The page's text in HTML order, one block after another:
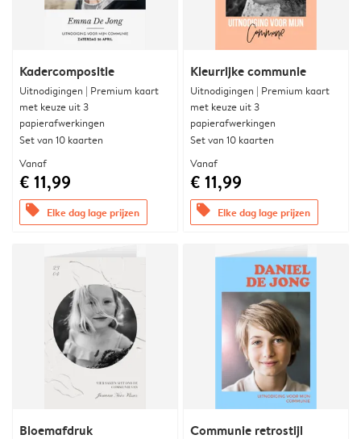
Kadercompositie
Uitnodigingen | Premium kaart
met keuze uit 3
papierafwerkingen
Set van 10 kaarten
Vanaf
€ 11,99
offers Elke dag lage prijzen
Kleurrijke communie
Uitnodigingen | Premium kaart
met keuze uit 3
papierafwerkingen
Set van 10 kaarten
Vanaf
€ 11,99
offers Elke dag lage prijzen
Bloemafdruk Communie retrostijl